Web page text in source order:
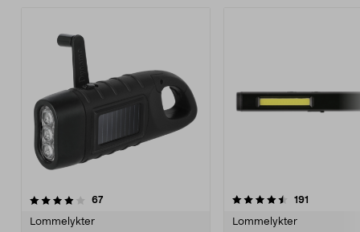
67anmeldelser
Lommelykter
4.5 av 5 stjerner 191
Lommelykter
4.5 av 5 stjerner